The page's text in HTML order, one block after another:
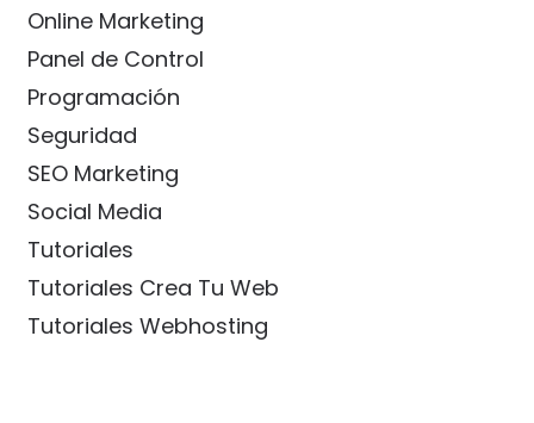
Online Marketing
Panel de Control
Programación
Seguridad
SEO Marketing
Social Media
Tutoriales
Tutoriales Crea Tu Web
Tutoriales Webhosting